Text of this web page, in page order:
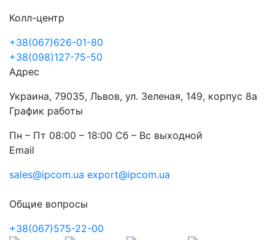
Колл-центр
+38(067)626-01-80
+38(098)127-75-50
Адрес
Украина, 79035, Львов, ул. Зеленая, 149, корпус 8а
График работы
Пн – Пт 08:00 – 18:00 Сб – Вс выходной
Email
sales@ipcom.ua export@ipcom.ua
Общие вопросы
+38(067)575-22-00